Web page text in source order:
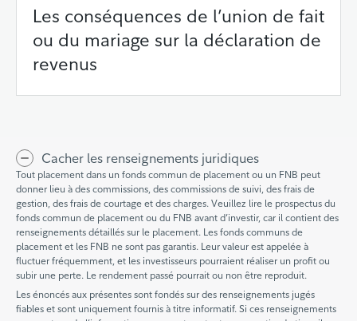
Les conséquences de l’union de fait
ou du mariage sur la déclaration de
revenus
Cacher les renseignements juridiques
Tout placement dans un fonds commun de placement ou un FNB peut
donner lieu à des commissions, des commissions de suivi, des frais de
gestion, des frais de courtage et des charges. Veuillez lire le prospectus du
fonds commun de placement ou du FNB avant d’investir, car il contient des
renseignements détaillés sur le placement. Les fonds communs de
placement et les FNB ne sont pas garantis. Leur valeur est appelée à
fluctuer fréquemment, et les investisseurs pourraient réaliser un profit ou
subir une perte. Le rendement passé pourrait ou non être reproduit.
Les énoncés aux présentes sont fondés sur des renseignements jugés
fiables et sont uniquement fournis à titre informatif. Si ces renseignements